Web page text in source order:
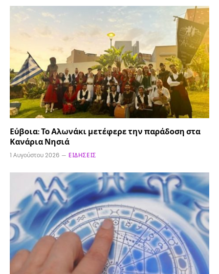
Εύβοια: Το Αλωνάκι μετέφερε την παράδοση στα
Κανάρια Νησιά
1 Αυγούστου 2026 ΕΙΔΉΣΕΙΣ